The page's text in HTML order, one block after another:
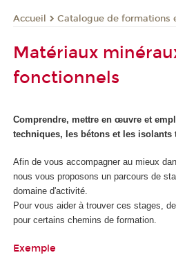
Accueil Catalogue de formations
Matériaux
fonctionnels
Comprendre, mettre en œuvre et
techniques, les bétons et les isolants
Afin de vous accompagner au mieux
nous vous proposons un parcours de
domaine d'activité.
Pour vous aider à trouver ces stages,
pour certains chemins de formation.
Exemple